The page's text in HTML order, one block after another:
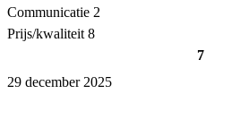
Communicatie 2
Prijs/kwaliteit 8
7
29 december 2025